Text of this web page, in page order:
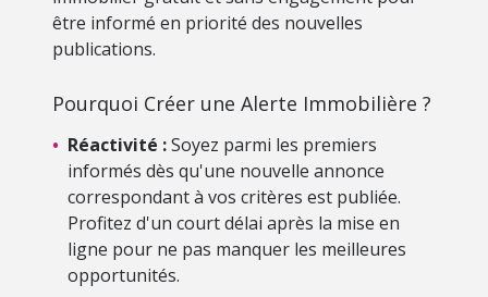
être informé en priorité des nouvelles
publications.
Pourquoi Créer une Alerte Immobilière ?
• Réactivité :Soyez parmi les premiers
informés dès qu'une nouvelle annonce
correspondant à vos critères est publiée.
Profitez d'un court délai après la mise en
ligne pour ne pas manquer les meilleures
opportunités.